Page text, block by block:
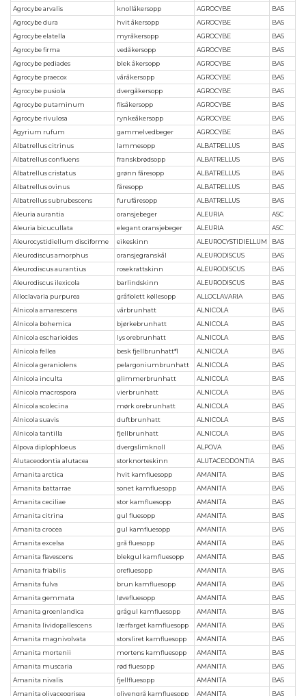
Agrocybe arvalis
knollåkersopp AGROCYBE
BAS
Agrocybe dura
hvit åkersopp AGROCYBE
BAS
Agrocybe elatella
myråkersopp AGROCYBE
BAS
Agrocybe firma
vedåkersopp AGROCYBE
BAS
Agrocybe pediades
blek åkersopp AGROCYBE
BAS
Agrocybe praecox
våråkersopp AGROCYBE
BAS
Agrocybe pusiola
dvergåkersopp AGROCYBE
BAS
Agrocybe putaminum
flisåkersopp AGROCYBE
BAS
Agrocybe rivulosa
rynkeåkersopp AGROCYBE
BAS
Agyrium rufum
gammelvedbeger AGROCYBE
BAS
Albatrellus citrinus
lammesopp ALBATRELLUS
BAS
Albatrellus confluens
franskbrødsopp ALBATRELLUS
BAS
Albatrellus cristatus
grønn fåresopp ALBATRELLUS
BAS
Albatrellus ovinus
fåresopp ALBATRELLUS
BAS
Albatrellus subrubescens
furufåresopp ALBATRELLUS
BAS
Aleuria aurantia
oransjebeger ALEURIA
ASC
Aleuria bicucullata
elegant oransjebeger ALEURIA
ASC
Aleurocystidiellum disciforme
eikeskinn ALEUROCYSTIDIELLUM
BAS
Aleurodiscus amorphus
oransjegranskål ALEURODISCUS
BAS
Aleurodiscus aurantius
rosekrattskinn ALEURODISCUS
BAS
Aleurodiscus ilexicola
barlindskinn ALEURODISCUS
BAS
Alloclavaria purpurea
gråfiolett køllesopp ALLOCLAVARIA
BAS
Alnicola amarescens
vårbrunhatt ALNICOLA
BAS
Alnicola bohemica
bjørkebrunhatt ALNICOLA
BAS
Alnicola escharioides
lys orebrunhatt ALNICOLA
BAS
Alnicola fellea
besk fjellbrunhatt*1 ALNICOLA
BAS
Alnicola geraniolens
pelargoniumbrunhatt ALNICOLA
BAS
Alnicola inculta
glimmerbrunhatt ALNICOLA
BAS
Alnicola macrospora
vierbrunhatt ALNICOLA
BAS
Alnicola scolecina
mørk orebrunhatt ALNICOLA
BAS
Alnicola suavis
duftbrunhatt ALNICOLA
BAS
Alnicola tantilla
fjellbrunhatt ALNICOLA
BAS
Alpova diplophloeus
dvergslimknoll ALPOVA
BAS
Alutaceodontia alutacea
storknorteskinn ALUTACEODONTIA
BAS
Amanita arctica
hvit kamfluesopp AMANITA
BAS
Amanita battarrae
sonet kamfluesopp AMANITA
BAS
Amanita ceciliae
stor kamfluesopp AMANITA
BAS
Amanita citrina
gul fluesopp AMANITA
BAS
Amanita crocea
gul kamfluesopp AMANITA
BAS
Amanita excelsa
grå fluesopp AMANITA
BAS
Amanita flavescens
blekgul kamfluesopp AMANITA
BAS
Amanita friabilis
orefluesopp AMANITA
BAS
Amanita fulva
brun kamfluesopp AMANITA
BAS
Amanita gemmata
løvefluesopp AMANITA
BAS
Amanita groenlandica
grågul kamfluesopp AMANITA
BAS
Amanita lividopallescens
lærfarget kamfluesopp AMANITA
BAS
Amanita magnivolvata
storsliret kamfluesopp AMANITA
BAS
Amanita mortenii
mortens kamfluesopp AMANITA
BAS
Amanita muscaria
rød fluesopp AMANITA
BAS
Amanita nivalis
fjellfluesopp AMANITA
BAS
Amanita olivaceogrisea
olivengrå kamfluesopp AMANITA
BAS